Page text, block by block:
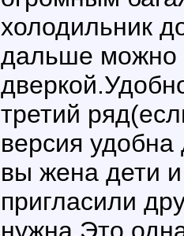
холодильник
дальше можно
третий
версия
вы жена дети и
пригласили